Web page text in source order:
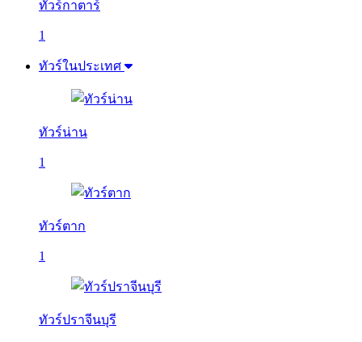
ทัวร์กาตาร์
1
ทัวร์ในประเทศ
ทัวร์น่าน
1
ทัวร์ตาก
1
ทัวร์ปราจีนบุรี